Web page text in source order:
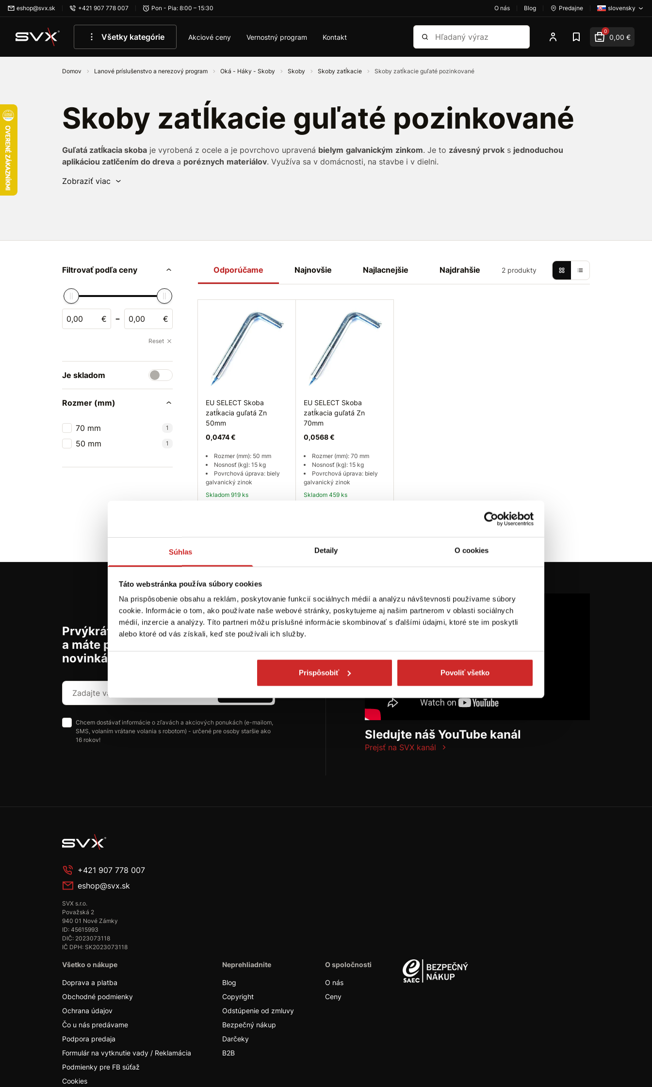
Súhlas Detaily O cookies
Táto webstránka používa súbory cookies
Na prispôsobenie obsahu a reklám, poskytovanie funkcií sociálnych médií a analýzu návštevnosti používame súbory
cookie. Informácie o tom, ako používate naše webové stránky, poskytujeme aj našim partnerom v oblasti sociálnych
médií, inzercie a analýzy. Títo partneri môžu príslušné informácie skombinovať s ďalšími údajmi, ktoré ste im poskytli
alebo ktoré od vás získali, keď ste používali ich služby.
Prispôsobiť Povoliť všetko
Preskočiť na hlavný obsah
eshop@svx.sk +421 907 778 007 Pon - Pia: 8:00 – 15:30 O nás Blog Predajne slovensky
Všetky kategórie Akciové ceny Vernostný program Kontakt
Vyhľadať 0
0,00 €
Domov Lanové príslušenstvo a nerezový program Oká - Háky - Skoby Skoby Skoby zatĺkacie Skoby zatĺkacie guľaté pozinkované
Skoby zatĺkacie guľaté pozinkované
Guľatá zatĺkacia skoba je vyrobená z ocele a je povrchovo upravená bielym galvanickým zinkom. Je to závesný prvok s jednoduchou
aplikáciou zatlčením do dreva a poréznych materiálov. Využíva sa v domácnosti, na stavbe i v dielni.
Zobraziť viac
Filtrovať podľa ceny
€ - €
Reset
Je skladom
Rozmer (mm)
70 mm 1
50 mm 1
Odporúčame Najnovšie Najlacnejšie Najdrahšie 2 produkty
EU SELECT Skoba
zatĺkacia guľatá Zn
50mm
0,0474 €
Rozmer (mm): 50 mm
Nosnosť (kg): 15 kg
Povrchová úprava: biely
galvanický zinok
Skladom 919 ks
EU SELECT Skoba
zatĺkacia guľatá Zn
70mm
0,0568 €
Rozmer (mm): 70 mm
Nosnosť (kg): 15 kg
Povrchová úprava: biely
galvanický zinok
Skladom 459 ks
Prvýkrát na svx.sk? Zaregistrujte sa
a máte prehľad o aktuálnych
novinkách a akciách.
Chcem dostávať informácie o zľavách a akciových ponukách (e-mailom,
SMS, volaním vrátane volania s robotom) - určené pre osoby staršie ako
16 rokov!
Sledujte náš YouTube kanál
Prejsť na SVX kanál
+421 907 778 007
eshop@svx.sk
SVX s.r.o.
Považská 2
940 01 Nové Zámky
ID: 45615993
DIČ: 2023073118
IČ DPH: SK2023073118
Všetko o nákupe
Doprava a platba
Obchodné podmienky
Ochrana údajov
Čo u nás predávame
Podpora predaja
Formulár na vytknutie vady / Reklamácia
Podmienky pre FB súťaž
Cookies
Neprehliadnite
Blog
Copyright
Odstúpenie od zmluvy
Bezpečný nákup
Darčeky
B2B
O spoločnosti
O nás
Ceny